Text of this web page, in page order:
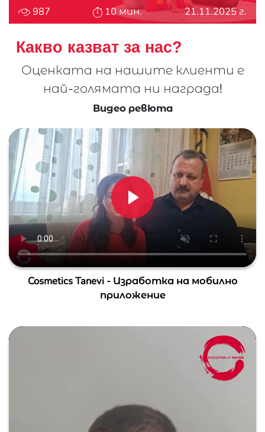
987 10 мин. 21.11.2025 г.
Какво казват за нас?
Оценката на нашите клиенти е
най-голямата ни награда!
Видео ревюта
Cosmetics Tanevi - Изработка на мобилно
приложение